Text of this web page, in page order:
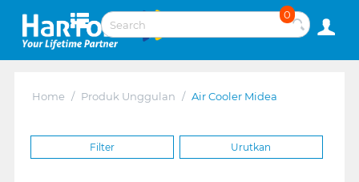
0
Home / Produk Unggulan / Air Cooler Midea
Filter Urutkan